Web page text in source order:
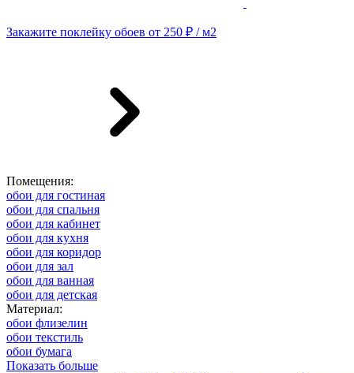
Закажите поклейку обоев от 250 ₽ / м2
Помещения:
обои для гостиная
обои для спальня
обои для кабинет
обои для кухня
обои для коридор
обои для зал
обои для ванная
обои для детская
Материал:
обои флизелин
обои текстиль
обои бумага
Показать больше